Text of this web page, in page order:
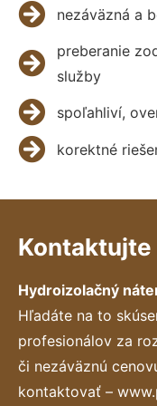
nezáväzná a
preberanie
služby
spoľahliví,
korektné
Kontaktujte
Hydroizolačný
Hľadáte na to
profesionálov za
či nezáväznú
kontaktovať –